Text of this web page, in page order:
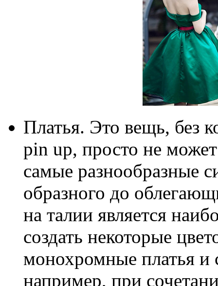
Платья. Это вещь, без
pin up, просто не
самые разнообразные
образного до
на талии является
создать некоторые
монохромные платья и
например, при